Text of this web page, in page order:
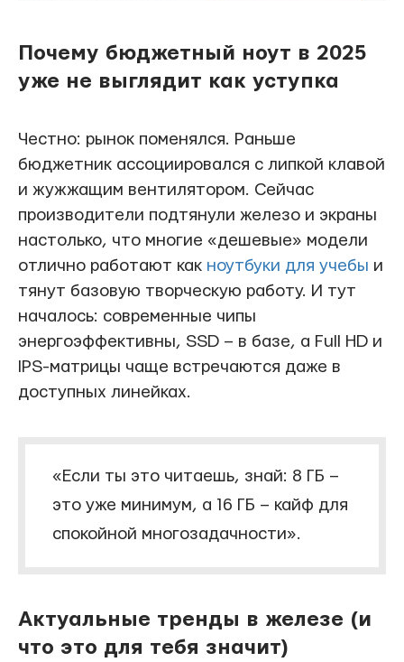
Почему бюджетный ноут в 2025
уже не выглядит как уступка
Честно: рынок поменялся. Раньше
бюджетник ассоциировался с липкой клавой
и жужжащим вентилятором. Сейчас
производители подтянули железо и экраны
настолько, что многие «дешевые» модели
отлично работают как ноутбуки для учебы и
тянут базовую творческую работу. И тут
началось: современные чипы
энергоэффективны, SSD – в базе, а Full HD и
IPS-матрицы чаще встречаются даже в
доступных линейках.
«Если ты это читаешь, знай: 8 ГБ –
это уже минимум, а 16 ГБ – кайф для
спокойной многозадачности».
Актуальные тренды в железе (и
что это для тебя значит)